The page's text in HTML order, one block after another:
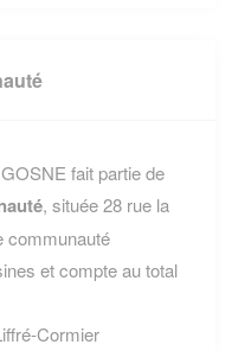
fait partie de
, située 28 rue la
communauté
et compte au total
Cormier